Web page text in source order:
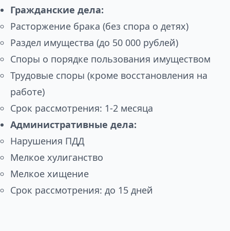
Гражданские дела:
Расторжение брака (без спора о детях)
Раздел имущества (до 50 000 рублей)
Споры о порядке пользования имуществом
Трудовые споры (кроме восстановления на
работе)
Срок рассмотрения: 1-2 месяца
Административные дела:
Нарушения ПДД
Мелкое хулиганство
Мелкое хищение
Срок рассмотрения: до 15 дней